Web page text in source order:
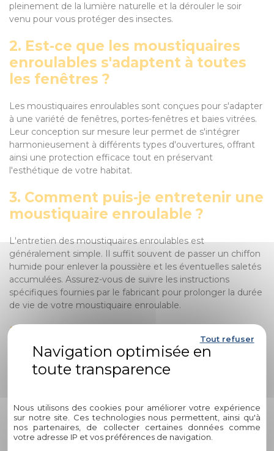
pleinement de la lumière naturelle et la dérouler le soir
venu pour vous protéger des insectes.
2. Est-ce que les moustiquaires
enroulables s'adaptent à toutes
les fenêtres ?
Les moustiquaires enroulables sont conçues pour s'adapter
à une variété de fenêtres, portes-fenêtres et baies vitrées.
Leur conception sur mesure leur permet de s'intégrer
harmonieusement à différents types d'ouvertures, offrant
ainsi une protection efficace tout en préservant
l'esthétique de votre habitat.
3. Comment puis-je entretenir une
moustiquaire enroulable ?
L'entretien des moustiquaires enroulables est
généralement simple. Il suffit souvent de passer un chiffon
humide pour enlever la poussière et les éventuelles saletés
accumulées. Assurez-vous de suivre les instructions
spécifiques fournies par le fabricant pour prolonger la durée
de vie de votre moustiquaire enroulable.
Exemple concret :
Prenons l'exemple d'un foyer installé à Castelsarrasin,
confronté à des nuisances constantes d'insectes en été. En
efficace contre les insectes tout en conservant la possibilité
d'aérer ses pièces en toute tranquillité. Cette solution
pratique a permis aux résidents de profiter pleinement de
Nous utilisons des cookies pour améliorer votre expérience
sur notre site. Ces technologies nous permettent, ainsi qu'à
nos partenaires, de collecter certaines données comme
votre adresse IP et vos préférences de navigation.
Tout refuser